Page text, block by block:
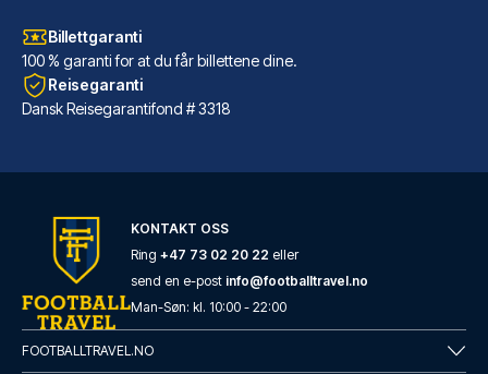
Generator Barcelona
Generator Barcelona ligger i ...
LES MER OM HOTELLET
Billettgaranti
100 % garanti for at du får billettene dine.
Reisegaranti
Dansk Reisegarantifond # 3318
KONTAKT OSS
Ring +47 73 02 20 22 eller
send en e-post info@footballtravel.no
Man-Søn: kl. 10:00 - 22:00
FOOTBALLTRAVEL.NO